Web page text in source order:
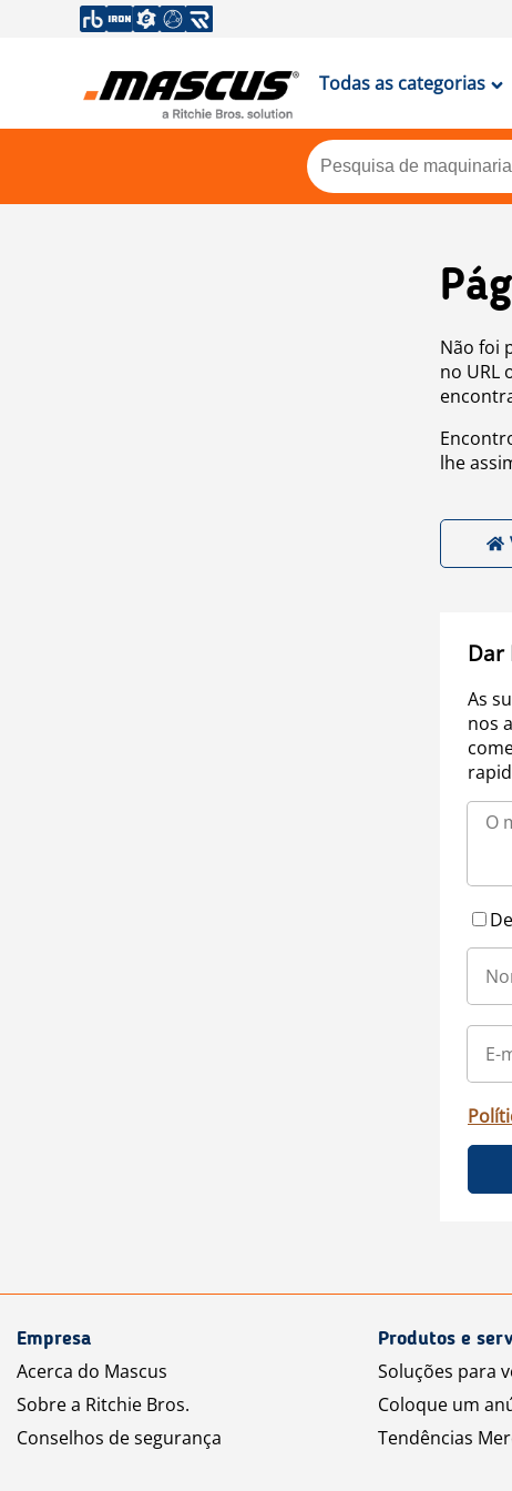
Todas as categorias
Não foi
no URL
lhe
Dar
As
nos
Empresa
Acerca do Mascus
Sobre a Ritchie Bros.
Conselhos de segurança
Produtos e
Soluções para
Coloque um
Tendências